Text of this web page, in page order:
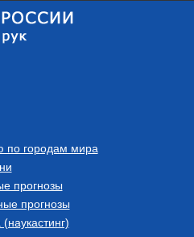
по городам мира
прогнозы
прогнозы